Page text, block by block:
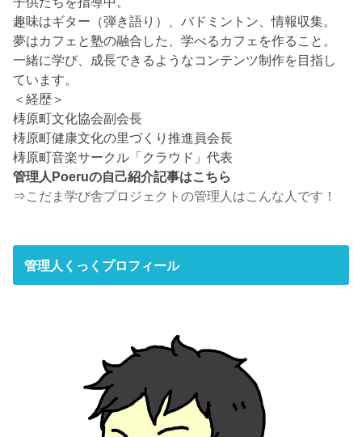
趣味はギター（弾き語り）、バドミントン、情報収集。
夢はカフェと塾の融合した、学べるカフェを作ること。
一緒に学び、成長できるようなコンテンツ制作を目指し
ています。
＜経歴＞
梼原町文化協会副会長
梼原町健康文化の里づくり推進員会長
梼原町音楽サークル「クラウド」代表
管理人Poeruの自己紹介記事はこちら
⇒こだま学び舎プロジェクトの管理人はこんな人です！
管理人くっくプロフィール